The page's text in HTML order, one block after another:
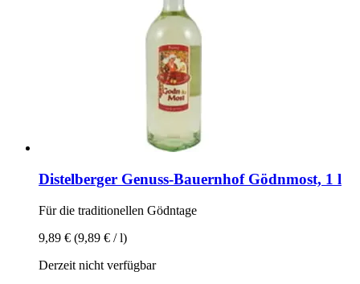
Distelberger Genuss-BauernhofGödnmost, 1 l
Für die traditionellen Gödntage
9,89 € (9,89 € / l)
Derzeit nicht verfügbar